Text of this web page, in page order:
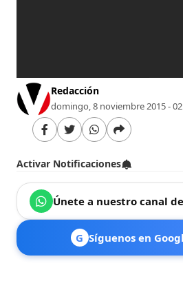
Redacción
domingo, 8 noviembre 2015 -
Activar Notificaciones
Únete a nuestro canal
G Síguenos en